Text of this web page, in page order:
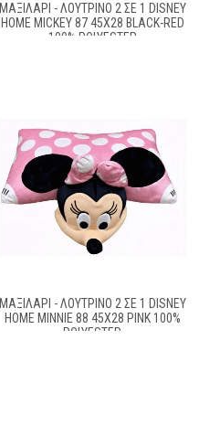
ΜΑΞΙΛΆΡΙ - ΛΟΎΤΡΙΝΟ 2 ΣΕ 1 DISNEY
HOME MICKEY 87 45X28 BLACK-RED
100% POLYESTER
ΜΑΞΙΛΆΡΙ - ΛΟΎΤΡΙΝΟ 2 ΣΕ 1 DISNEY
HOME MINNIE 88 45X28 PINK 100%
POLYESTER